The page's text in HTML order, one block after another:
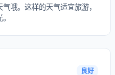
哦。这样的天气适宜旅游，
良好